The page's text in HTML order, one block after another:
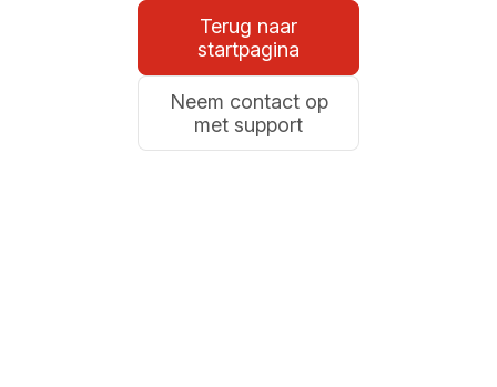
Terug naar
startpagina
Neem contact op
met support